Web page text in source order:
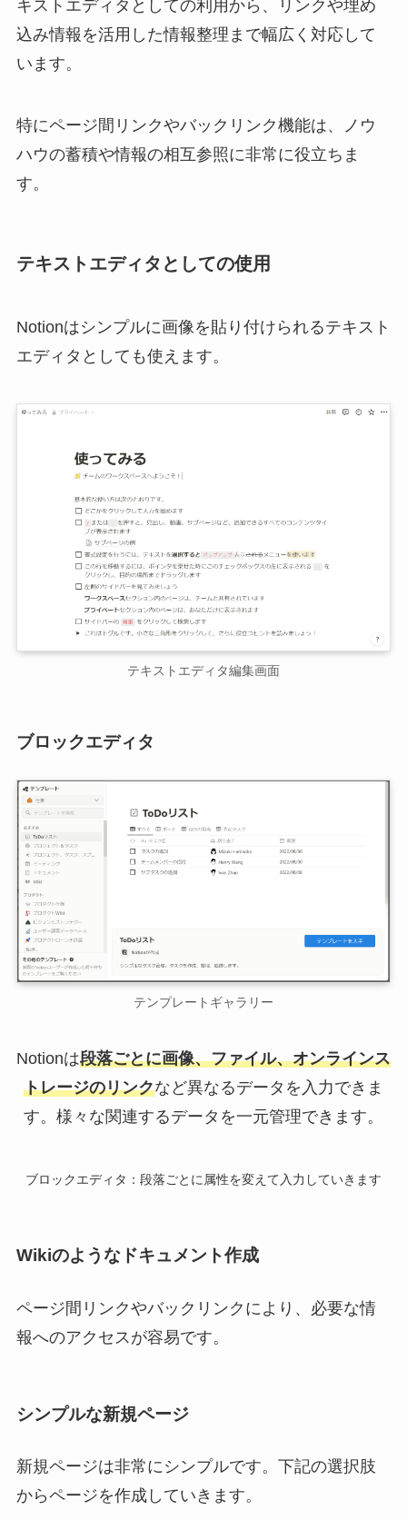
キストエディタとしての利用から、リンクや埋め
込み情報を活用した情報整理まで幅広く対応して
います。
特にページ間リンクやバックリンク機能は、ノウ
ハウの蓄積や情報の相互参照に非常に役立ちま
す。
テキストエディタとしての使用
Notionはシンプルに画像を貼り付けられるテキスト
エディタとしても使えます。
テキストエディタ編集画面
ブロックエディタ
テンプレートギャラリー
Notionは段落ごとに画像、ファイル、オンラインス
トレージのリンクなど異なるデータを入力できま
す。様々な関連するデータを一元管理できます。
ブロックエディタ：段落ごとに属性を変えて入力していきます
Wikiのようなドキュメント作成
ページ間リンクやバックリンクにより、必要な情
報へのアクセスが容易です。
シンプルな新規ページ
新規ページは非常にシンプルです。下記の選択肢
からページを作成していきます。